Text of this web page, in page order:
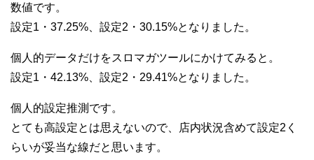
数値です。
設定1・37.25%、設定2・30.15%となりました。
個人的データだけをスロマガツールにかけてみると。
設定1・42.13%、設定2・29.41%となりました。
個人的設定推測です。
とても高設定とは思えないので、店内状況含めて設定2く
らいが妥当な線だと思います。